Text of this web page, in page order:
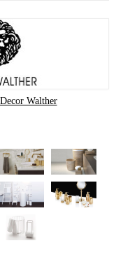
Walther